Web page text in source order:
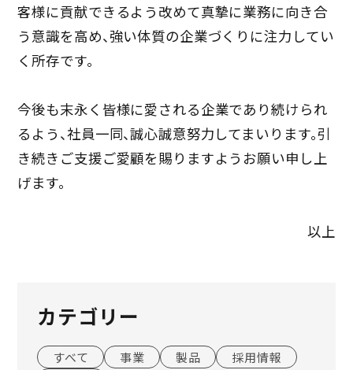
客様に貢献できるよう改めて真摯に業務に向き合
う意識を高め、強い体質の企業づくりに注力してい
く所存です。
今後も末永く皆様に愛される企業であり続けられ
るよう、社員一同、誠心誠意努力してまいります。引
き続きご支援ご愛顧を賜りますようお願い申し上
げます。
以上
カテゴリー
すべて 事業 製品
採用情報